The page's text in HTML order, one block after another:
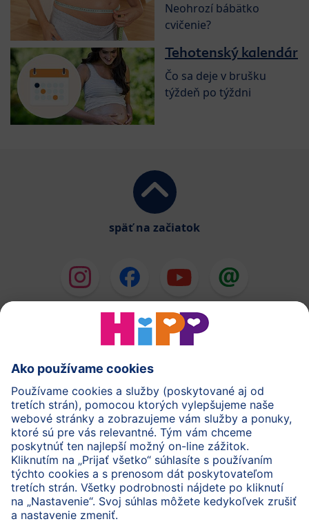
Neohrozí bábätko
cvičenie?
Tehotenský kalendár
Čo sa deje v brušku
týždeň po týždni
späť na začiatok
HiPP Mlieka
HiPP Príkrmy
HiPP Tehotenstvo
Ochrana osobných údajov
Cookies a pravidlá používania webovej stránky
Imprint
O spoločnosti HiPP Kontakt